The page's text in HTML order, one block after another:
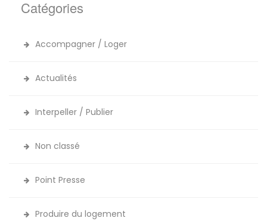
Catégories
Accompagner / Loger
Actualités
Interpeller / Publier
Non classé
Point Presse
Produire du logement